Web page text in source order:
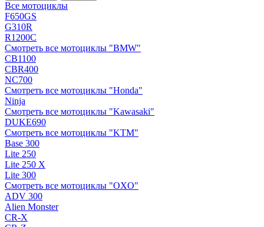
Все мотоциклы
F650GS
G310R
R1200C
Смотреть все мотоциклы "BMW"
CB1100
CBR400
NC700
Смотреть все мотоциклы "Honda"
Ninja
Смотреть все мотоциклы "Kawasaki"
DUKE690
Смотреть все мотоциклы "KTM"
Base 300
Lite 250
Lite 250 X
Lite 300
Смотреть все мотоциклы "OXO"
ADV 300
Alien Monster
CR-X